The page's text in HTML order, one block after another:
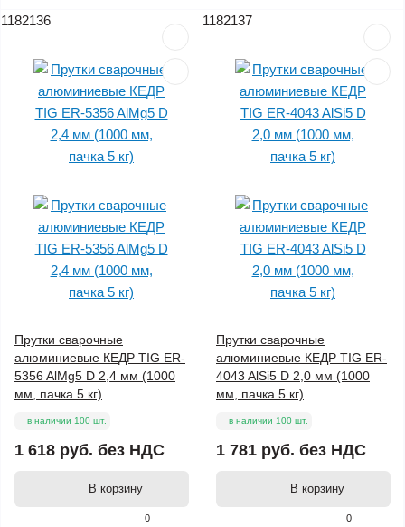
1182136
0
Прутки сварочные
алюминиевые КЕДР TIG ER-
5356 AlMg5 D 2,4 мм (1000
мм, пачка 5 кг)
в наличии 100 шт.
1 618 руб. без НДС
В корзину
1182137
0
Прутки сварочные
алюминиевые КЕДР TIG ER-
4043 AlSi5 D 2,0 мм (1000
мм, пачка 5 кг)
в наличии 100 шт.
1 781 руб. без НДС
В корзину